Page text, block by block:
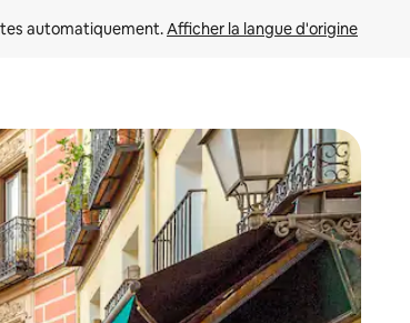
automatiquement. Afficher la langue d'origine